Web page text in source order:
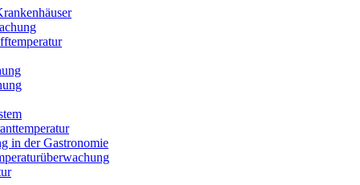
in der Gastronomie